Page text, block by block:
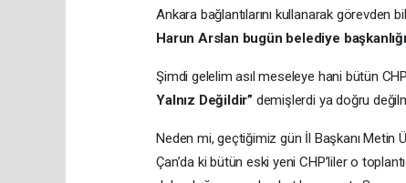
Ankara bağlantılarını kullanarak görevden
Harun Arslan bugün belediye
Şimdi gelelim asıl meseleye hani bütün
Yalnız Değildir” demişlerdi ya doğru
Neden mi, geçtiğimiz gün İl Başkanı Metin
Çan’da ki bütün eski yeni CHP’liler o